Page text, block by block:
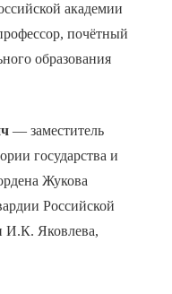
академии
почётный
образования
— заместитель
государства и
Жукова
Российской
И.К. Яковлева,